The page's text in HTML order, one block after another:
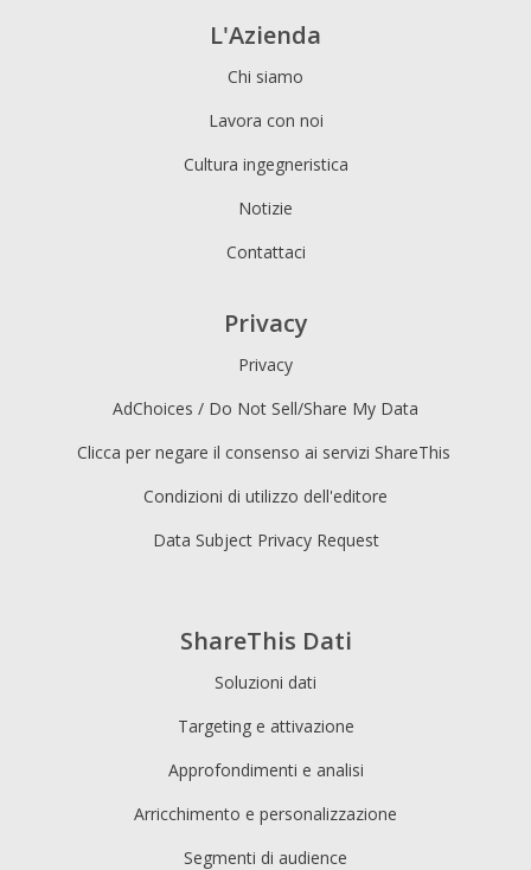
ShareThis Dati
Soluzioni dati
Targeting e attivazione
Approfondimenti e analisi
Arricchimento e personalizzazione
Segmenti di audience
L'Azienda
Chi siamo
Lavora con noi
Cultura ingegneristica
Notizie
Contattaci
Privacy
Privacy
AdChoices / Do Not Sell/Share My Data
Clicca per negare il consenso ai servizi ShareThis
Condizioni di utilizzo dell'editore
Data Subject Privacy Request